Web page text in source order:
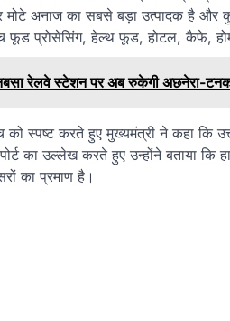
मोटे अनाज का सबसे बड़ा उत्पादक है और
फूड प्रोसेसिंग, हेल्थ फूड, होटल, कैफे,
रेलवे स्टेशन पर अब रुकेगी अछनेरा-
को स्पष्ट करते हुए मुख्यमंत्री ने कहा कि
का उल्लेख करते हुए उन्होंने बताया
का प्रमाण है।